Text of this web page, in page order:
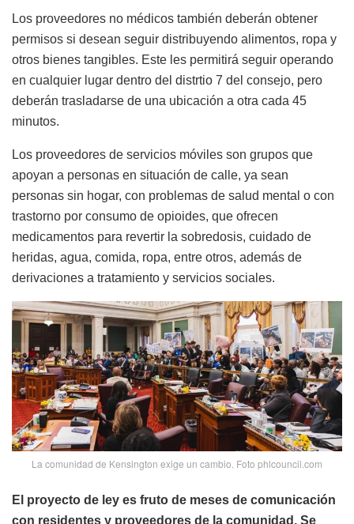
Los proveedores no médicos también deberán obtener
permisos si desean seguir distribuyendo alimentos, ropa y
otros bienes tangibles. Este les permitirá seguir operando
en cualquier lugar dentro del distrtio 7 del consejo, pero
deberán trasladarse de una ubicación a otra cada 45
minutos.
Los proveedores de servicios móviles son grupos que
apoyan a personas en situación de calle, ya sean
personas sin hogar, con problemas de salud mental o con
trastorno por consumo de opioides, que ofrecen
medicamentos para revertir la sobredosis, cuidado de
heridas, agua, comida, ropa, entre otros, además de
derivaciones a tratamiento y servicios sociales.
La comunidad de Kensington exige un cambio. Foto phlcouncil.com
El proyecto de ley es fruto de meses de comunicación
con residentes y proveedores de la comunidad. Se